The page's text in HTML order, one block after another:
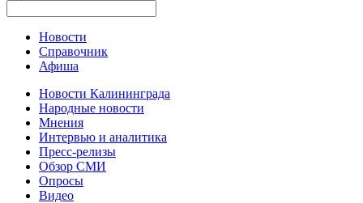
Новости
Справочник
Афиша
Новости Калининграда
Народные новости
Мнения
Интервью и аналитика
Пресс-релизы
Обзор СМИ
Опросы
Видео